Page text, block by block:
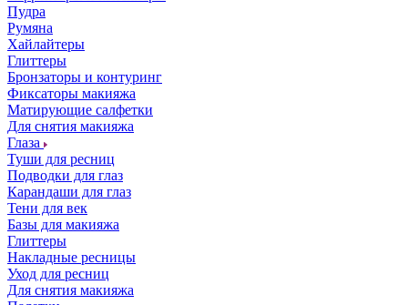
Пудра
Румяна
Хайлайтеры
Глиттеры
Бронзаторы и контуринг
Фиксаторы макияжа
Матирующие салфетки
Для снятия макияжа
Глаза
Туши для ресниц
Подводки для глаз
Карандаши для глаз
Тени для век
Базы для макияжа
Глиттеры
Накладные ресницы
Уход для ресниц
Для снятия макияжа